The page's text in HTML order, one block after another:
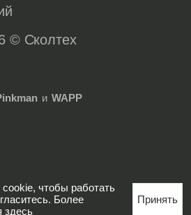
© Сколтех
и WAPP
чтобы работать
Более
здесь
Принять